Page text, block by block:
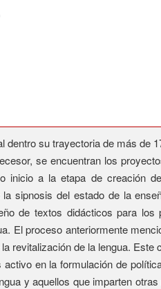
su trayectoria de más de
se encuentran los
inicio a la etapa de creación
sipnosis del estado de la
de textos didácticos para los
El proceso anteriormente
revitalización de la lengua. Este
en la formulación de
y aquellos que imparten